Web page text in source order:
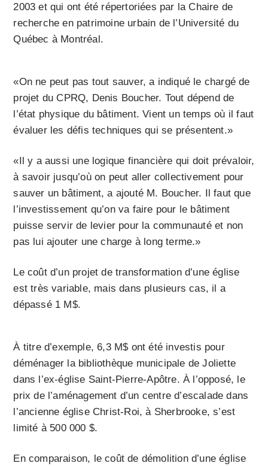
2003 et qui ont été répertoriées par la Chaire de
recherche en patrimoine urbain de l’Université du
Québec à Montréal.
«On ne peut pas tout sauver, a indiqué le chargé de
projet du CPRQ, Denis Boucher. Tout dépend de
l’état physique du bâtiment. Vient un temps où il faut
évaluer les défis techniques qui se présentent.»
«Il y a aussi une logique financière qui doit prévaloir,
à savoir jusqu’où on peut aller collectivement pour
sauver un bâtiment, a ajouté M. Boucher. Il faut que
l’investissement qu’on va faire pour le bâtiment
puisse servir de levier pour la communauté et non
pas lui ajouter une charge à long terme.»
Le coût d’un projet de transformation d’une église
est très variable, mais dans plusieurs cas, il a
dépassé 1 M$.
À titre d’exemple, 6,3 M$ ont été investis pour
déménager la bibliothèque municipale de Joliette
dans l’ex-église Saint-Pierre-Apôtre. À l’opposé, le
prix de l’aménagement d’un centre d’escalade dans
l’ancien­ne église Christ-Roi, à Sherbrooke, s’est
limité à 500 000 $.
En comparaison, le coût de démolition d’une église